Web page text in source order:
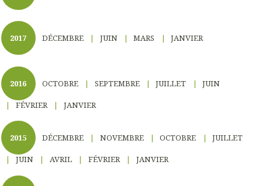
2017 DÉCEMBRE JUIN MARS JANVIER
2016 OCTOBRE SEPTEMBRE JUILLET JUIN
FÉVRIER JANVIER
2015 DÉCEMBRE NOVEMBRE OCTOBRE JUILLET
JUIN AVRIL FÉVRIER JANVIER